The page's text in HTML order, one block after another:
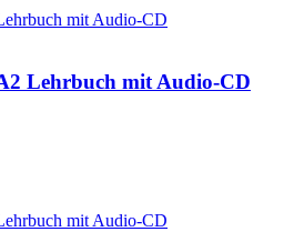
Lehrbuch mit Audio-CD